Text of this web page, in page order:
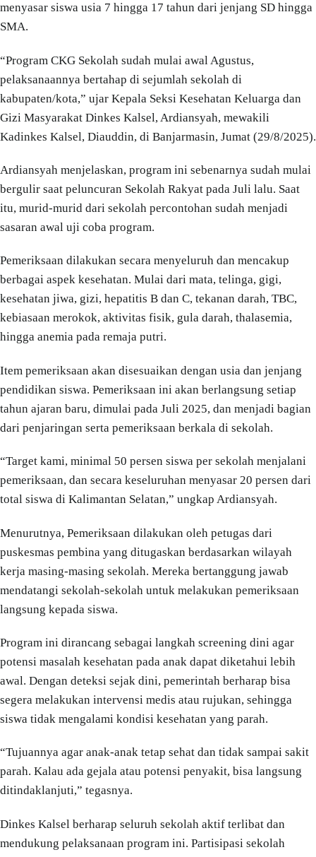
menyasar siswa usia 7 hingga 17 tahun dari jenjang SD hingga
SMA.
“Program CKG Sekolah sudah mulai awal Agustus,
pelaksanaannya bertahap di sejumlah sekolah di
kabupaten/kota,” ujar Kepala Seksi Kesehatan Keluarga dan
Gizi Masyarakat Dinkes Kalsel, Ardiansyah, mewakili
Kadinkes Kalsel, Diauddin, di Banjarmasin, Jumat (29/8/2025).
Ardiansyah menjelaskan, program ini sebenarnya sudah mulai
bergulir saat peluncuran Sekolah Rakyat pada Juli lalu. Saat
itu, murid-murid dari sekolah percontohan sudah menjadi
sasaran awal uji coba program.
Pemeriksaan dilakukan secara menyeluruh dan mencakup
berbagai aspek kesehatan. Mulai dari mata, telinga, gigi,
kesehatan jiwa, gizi, hepatitis B dan C, tekanan darah, TBC,
kebiasaan merokok, aktivitas fisik, gula darah, thalasemia,
hingga anemia pada remaja putri.
Item pemeriksaan akan disesuaikan dengan usia dan jenjang
pendidikan siswa. Pemeriksaan ini akan berlangsung setiap
tahun ajaran baru, dimulai pada Juli 2025, dan menjadi bagian
dari penjaringan serta pemeriksaan berkala di sekolah.
“Target kami, minimal 50 persen siswa per sekolah menjalani
pemeriksaan, dan secara keseluruhan menyasar 20 persen dari
total siswa di Kalimantan Selatan,” ungkap Ardiansyah.
Menurutnya, Pemeriksaan dilakukan oleh petugas dari
puskesmas pembina yang ditugaskan berdasarkan wilayah
kerja masing-masing sekolah. Mereka bertanggung jawab
mendatangi sekolah-sekolah untuk melakukan pemeriksaan
langsung kepada siswa.
Program ini dirancang sebagai langkah screening dini agar
potensi masalah kesehatan pada anak dapat diketahui lebih
awal. Dengan deteksi sejak dini, pemerintah berharap bisa
segera melakukan intervensi medis atau rujukan, sehingga
siswa tidak mengalami kondisi kesehatan yang parah.
“Tujuannya agar anak-anak tetap sehat dan tidak sampai sakit
parah. Kalau ada gejala atau potensi penyakit, bisa langsung
ditindaklanjuti,” tegasnya.
Dinkes Kalsel berharap seluruh sekolah aktif terlibat dan
mendukung pelaksanaan program ini. Partisipasi sekolah